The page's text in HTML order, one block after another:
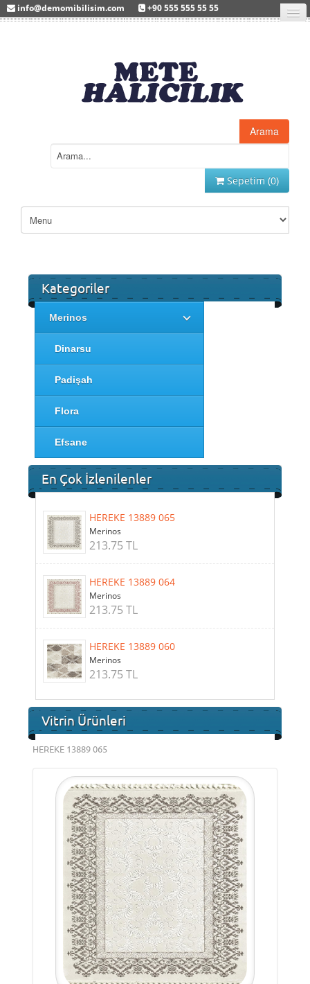
info@demomibilisim.com +90 555 555 55 55
Arama
Sepetim (0)
Kategoriler
Merinos
Dinarsu
Padişah
Flora
Efsane
En Çok İzlenilenler
HEREKE 13889 065
Merinos
213.75 TL
HEREKE 13889 064
Merinos
213.75 TL
HEREKE 13889 060
Merinos
213.75 TL
Vitrin Ürünleri
HEREKE 13889 065